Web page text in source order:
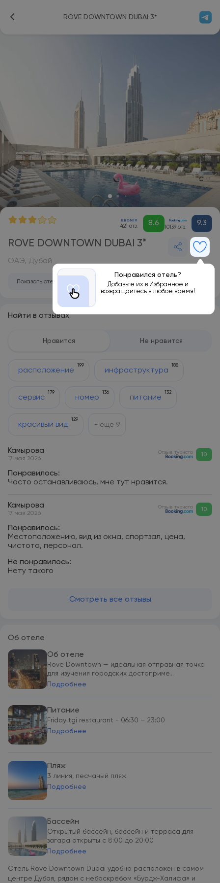
ROVE DOWNTOWN DUBAI 3*
421 отз. 8.6 10139 отз. 9.3
ROVE DOWNTOWN DUBAI 3*
Понравился отель?
Добавьте их в Избранное и
возвращайтесь в любое время!
ОАЭ, Дубай
Показать отель на карте
Найти в отзывах
Нравится Не нравится
расположение
199
инфраструктура
188
сервис
179
номер
136
питание
132
красивый вид
129
+ еще 9
Камырова
17 мая 2026
Отзыв туриста 10
Понравилось:
Часто останавливаюсь, мне тут нравится.
Камырова
17 мая 2026
Отзыв туриста 10
Понравилось:
Местоположению, вид из окна, спортзал, цена,
чистота, персонал.
Не понравилось:
Нету такого
Смотреть все отзывы
Об отеле
Об отеле
Rove Downtown — идеальная отправная точка
для изучения городских достоприме...
Подробнее
Питание
Friday tgi restaurant - 06:30 – 23:00
Подробнее
Пляж
3 линия, песчаный пляж
Подробнее
Бассейн
Открытый бассейн, бассейн и терраса для
загара открыты с 8:00 до 20:00
Подробнее
Отель Rove Downtown Dubai удобно расположен в самом
центре Дубая, рядом с небоскребом «Бурдж-Халифа» и